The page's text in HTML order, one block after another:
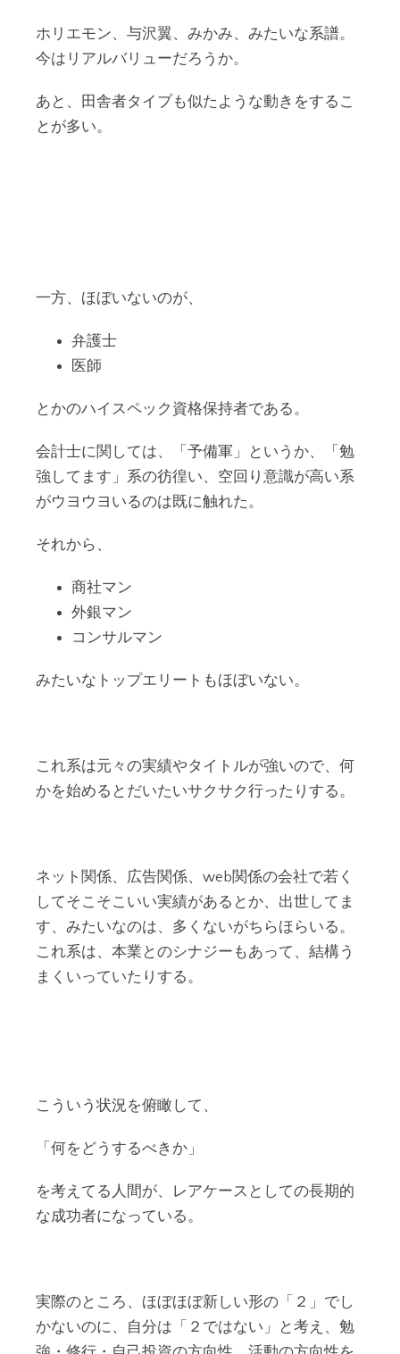
ホリエモン、与沢翼、みかみ、みたいな系譜。
今はリアルバリューだろうか。
あと、田舎者タイプも似たような動きをするこ
とが多い。
一方、ほぼいないのが、
弁護士
医師
とかのハイスペック資格保持者である。
会計士に関しては、「予備軍」というか、「勉
強してます」系の彷徨い、空回り意識が高い系
がウヨウヨいるのは既に触れた。
それから、
商社マン
外銀マン
コンサルマン
みたいなトップエリートもほぼいない。
これ系は元々の実績やタイトルが強いので、何
かを始めるとだいたいサクサク行ったりする。
ネット関係、広告関係、web関係の会社で若く
してそこそこいい実績があるとか、出世してま
す、みたいなのは、多くないがちらほらいる。
これ系は、本業とのシナジーもあって、結構う
まくいっていたりする。
こういう状況を俯瞰して、
「何をどうするべきか」
を考えてる人間が、レアケースとしての長期的
な成功者になっている。
実際のところ、ほぼほぼ新しい形の「２」でし
かないのに、自分は「２ではない」と考え、勉